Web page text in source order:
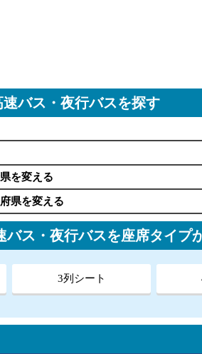
バス・夜行バスを探す
を変える
県を変える
バス・夜行バスを座席タイプ
3列シート